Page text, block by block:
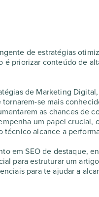
de estratégias
priorizar conteúdo de
de Marketing
se mais
as chances de
um papel crucial,
técnico alcance a
em SEOde destaque,
para estruturar um
para te ajudar a